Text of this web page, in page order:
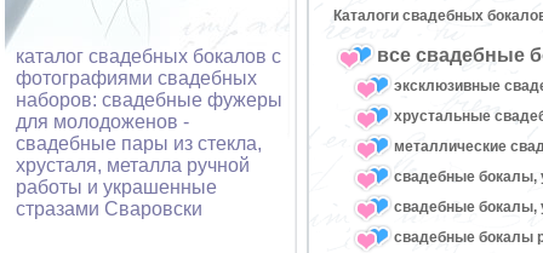
каталог свадебных бокалов с
фотографиями свадебных
наборов: свадебные фужеры
для молодоженов -
свадебные пары из стекла,
хрусталя, металла ручной
работы и украшенные
стразами Сваровски
Каталоги свадебных
все свадебные
эксклюзивные
хрустальные
металлические
свадебные бокалы,
свадебные бокалы,
свадебные бокалы